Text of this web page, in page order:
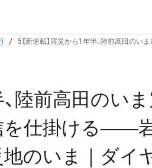
5【新連載】震災から1年半、陸前高田の
、陸前高田のい
を仕掛ける――
のいま｜ダイ